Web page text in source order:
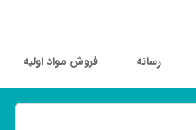
رسانه فروش مواد اولیه